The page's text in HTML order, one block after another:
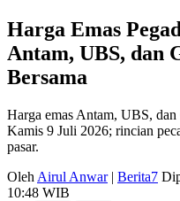
Harga Emas
Antam, UBS, dan
Bersama
Harga emas Antam, UBS,
Kamis 9 Juli 2026; rincian
pasar.
Oleh Airul Anwar | Berita7
10:48 WIB